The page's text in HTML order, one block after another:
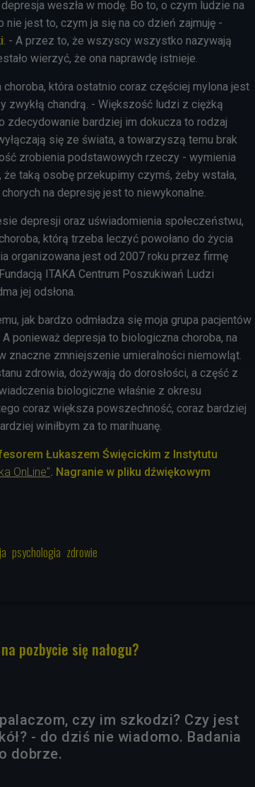
weszła w modę. Bo to, o czym ludzie na
nie jest to, czym ja się na co dzień zajmuję -
. - A przez to, że wszyscy wszystko nazywają
wierzyć, że ona naprawdę istnieje.
która ostatnio coraz częściej mylona jest
zwykłą chandrą. - Większość ludzi z ciężką
zdecydowanie bardziej im dokucza to rodzaj
się ze świata, a towarzyszą temu brak
zrobienia podstawowych rzeczy - wymienia
taką osobę przekupimy czymś, żeby wstała,
na depresję jest to niewykonalne.
depresji oraz uświadomienia społeczeństwu,
którą trzeba leczyć powołano do życia
organizowana jest od 2007 roku przez firmę
ITAKA Centrum Poszukiwań Ludzi
jej odsłona.
jak bardzo odmładza się moja grupa pacjentów
ponieważ depresja to biologiczna choroba, na
znaczne zmniejszenie umieralności niemowląt.
zdrowia, dożywają do dorosłości, a część z
biologiczne właśnie z okresu
coraz większa powszechność, coraz bardziej
winiłbym za to marihuanę.
Łukaszem Święcickim z Instytutu
OnLine". Nagranie w pliku dźwiękowym
psychologia zdrowie
pozbycie się nałogu?
czy im szkodzi? Czy jest
- do dziś nie wiadomo. Badania
dobrze.